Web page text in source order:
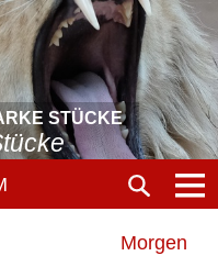
STÜCKE
Morgen